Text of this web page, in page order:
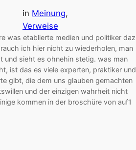
in Meinung
Verweise
was etablierte medien und politiker
ich hier nicht zu wiederholen, man
und sieht es ohnehin stetig. was man
ist das es viele experten, praktiker und
gibt, die dem uns glauben gemachten
und der einzigen wahrheit nicht
kommen in der broschüre von auf1